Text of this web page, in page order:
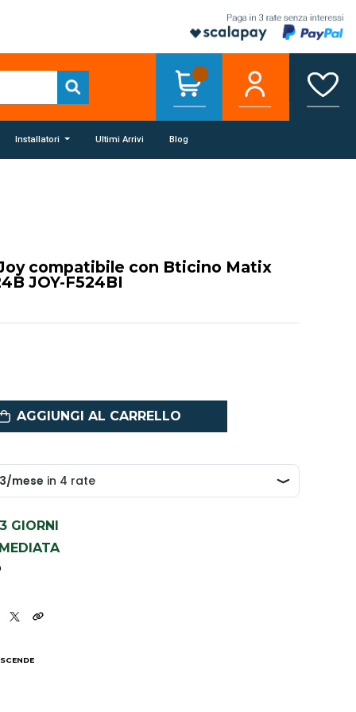
Installatori Ultimi Arrivi Blog
compatibile con Bticino Matix
JOY-F524BI
AGGIUNGI AL CARRELLO
GIORNI